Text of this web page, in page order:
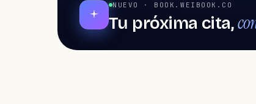
NUEVO · BOOK.WEIBOOK.CO
Tu próxima cita,
Software para salones de